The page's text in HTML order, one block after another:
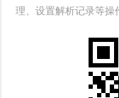
理、设置解析记录等操